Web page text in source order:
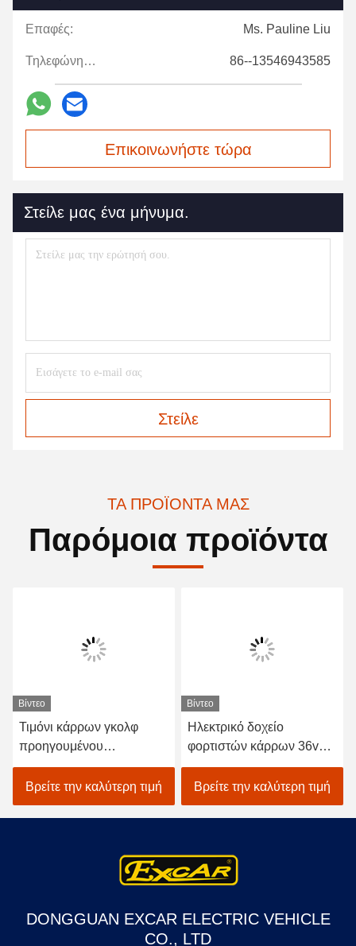
Επαφές: Ms. Pauline Liu
Τηλεφώνημα: 86--13546943585
Επικοινωνήστε τώρα
Στείλε μας ένα μήνυμα.
Στείλε
ΤΑ ΠΡΟΪΌΝΤΑ ΜΑΣ
Παρόμοια προϊόντα
Βίντεο
Τιμόνι κάρρων γκολφ
προηγουμένου
αυτοκινήτων DS λεσχών/
προσαρμοστής για EZGO
RXV TXT Yamaha
Βρείτε την καλύτερη τιμή
Βίντεο
Ηλεκτρικό δοχείο
φορτιστών κάρρων 36v
EZGO TXT γκολφ με την
καλωδίωση 73063-G01
Βρείτε την καλύτερη τιμή
DONGGUAN EXCAR ELECTRIC VEHICLE
CO., LTD